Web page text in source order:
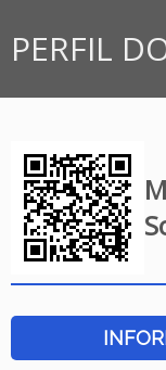
PERFIL